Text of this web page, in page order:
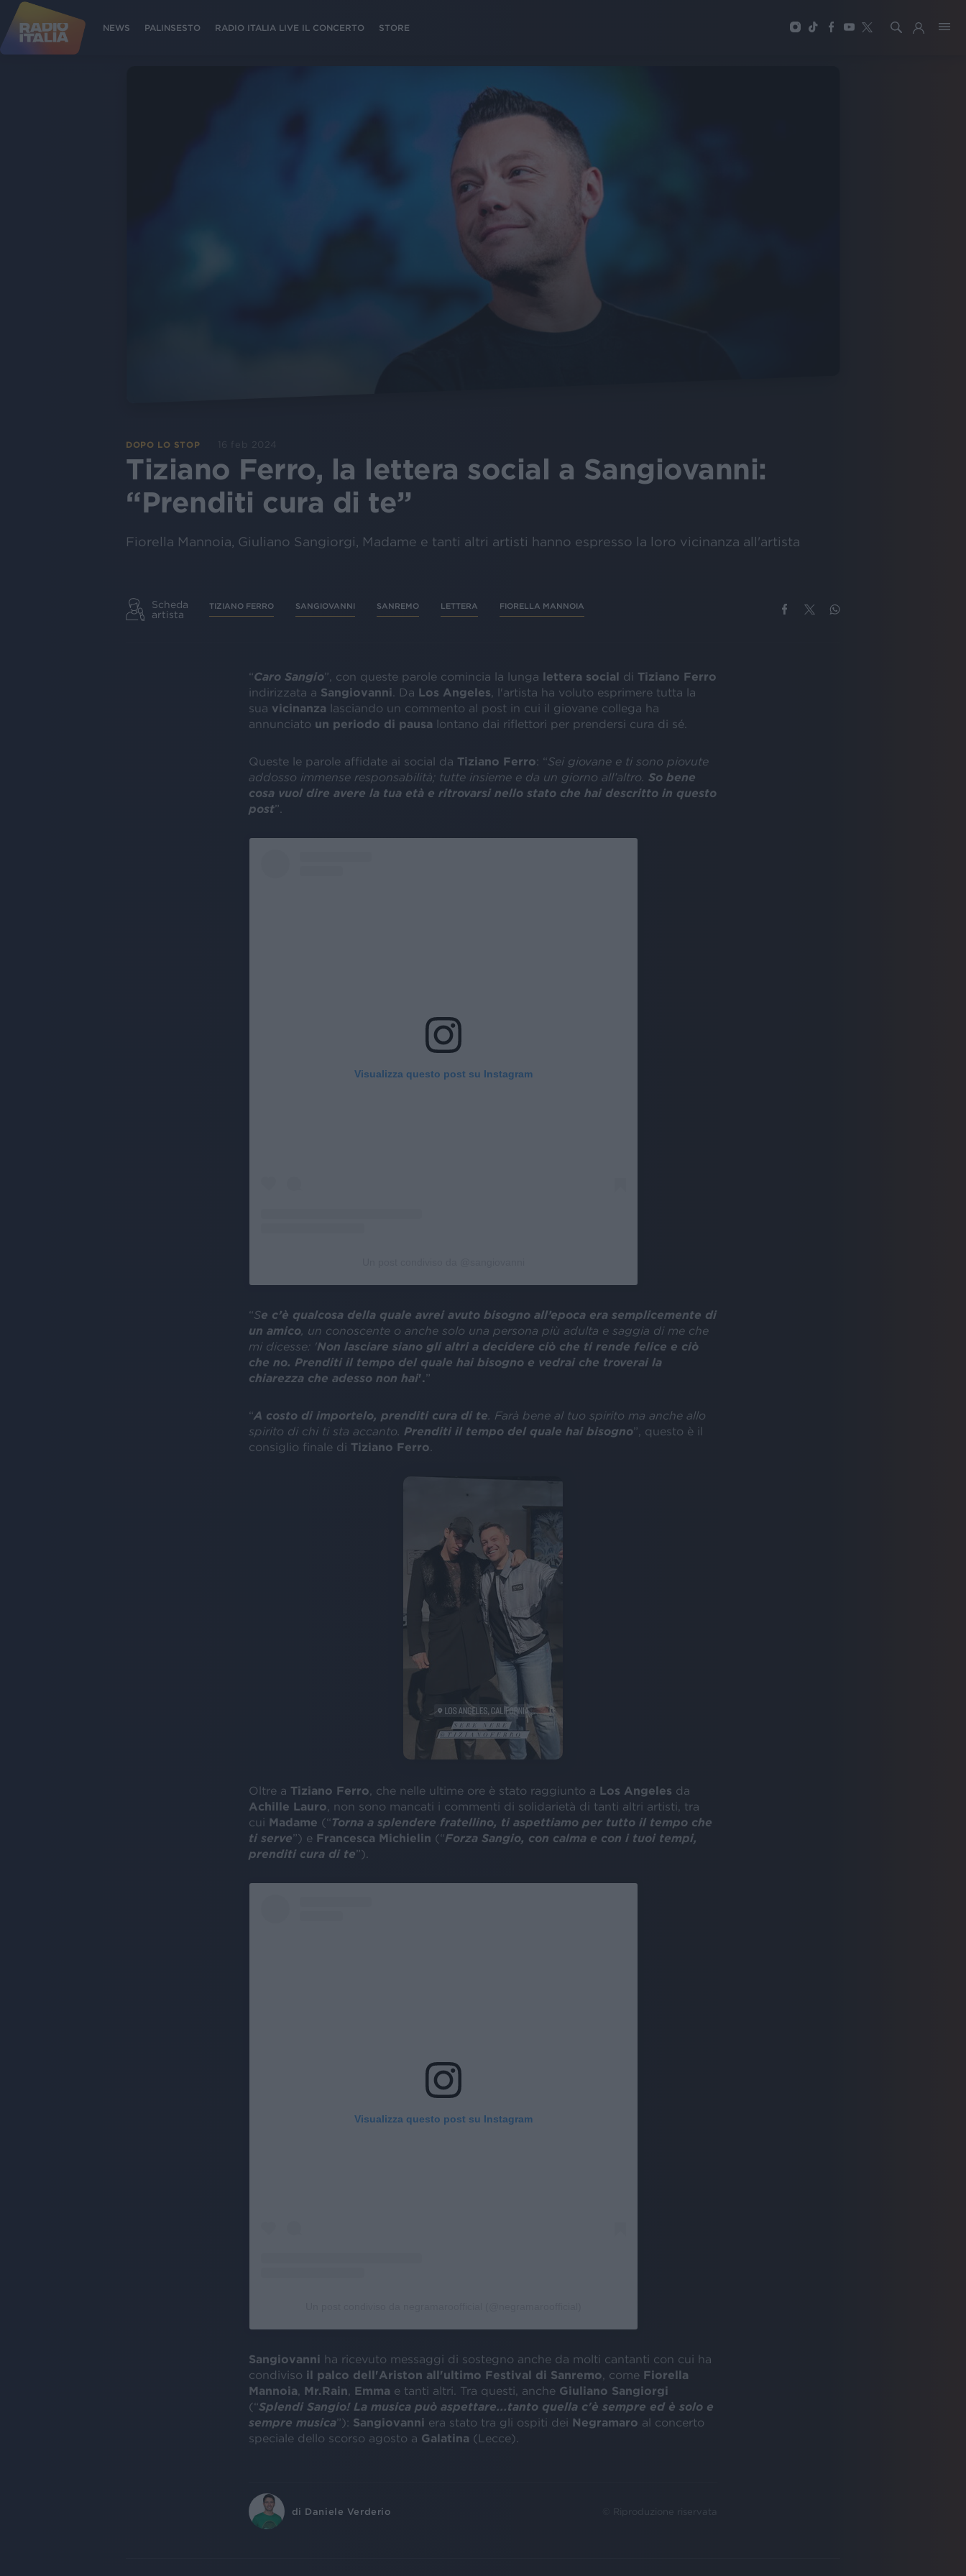
NEWS PALINSESTO RADIO ITALIA LIVE IL CONCERTO STORE
DOPO LO STOP 16 feb 2024
Tiziano Ferro, la lettera social a Sangiovanni:
“Prenditi cura di te”
Fiorella Mannoia, Giuliano Sangiorgi, Madame e tanti altri artisti hanno espresso la loro vicinanza all'artista
Scheda
artista
TIZIANO FERRO SANGIOVANNI SANREMO LETTERA FIORELLA MANNOIA
“Caro Sangio”, con queste parole comincia la lunga lettera social di Tiziano Ferro
indirizzata a Sangiovanni . Da Los Angeles , l'artista ha voluto esprimere tutta la
sua vicinanza lasciando un commento al post in cui il giovane collega ha
annunciato un periodo di pausa lontano dai riflettori per prendersi cura di sé.
Queste le parole affidate ai social da Tiziano Ferro: “Sei giovane e ti sono piovute
addosso immense responsabilità; tutte insieme e da un giorno all’altro. So bene
cosa vuol dire avere la tua età e ritrovarsi nello stato che hai descritto in questo
post”.
Visualizza questo post su Instagram
“Se c’è qualcosa della quale avrei avuto bisogno all’epoca era semplicemente di
un amico, un conoscente o anche solo una persona più adulta e saggia di me che
mi dicesse: 'Non lasciare siano gli altri a decidere ciò che ti rende felice e ciò
che no. Prenditi il tempo del quale hai bisogno e vedrai che troverai la
chiarezza che adesso non hai'. ”
“A costo di importelo, prenditi cura di te . Farà bene al tuo spirito ma anche allo
spirito di chi ti sta accanto. Prenditi il tempo del quale hai bisogno”, questo è il
consiglio finale di Tiziano Ferro
Oltre a Tiziano Ferro , che nelle ultime ore è stato raggiunto a Los Angeles da
Achille Lauro , non sono mancati i commenti di solidarietà di tanti altri artisti, tra
cui Madame (“Torna a splendere fratellino, ti aspettiamo per tutto il tempo che
ti serve”) e Francesca Michielin (“Forza Sangio, con calma e con i tuoi tempi,
prenditi cura di te”).
Visualizza questo post su Instagram
Sangiovanni ha ricevuto messaggi di sostegno anche da molti cantanti con cui ha
condiviso il palco dell'Ariston all'ultimo Festival di Sanremo , comeFiorella
Mannoia
Mr.Rain Emma e tanti altri. Tra questi, anche Giuliano Sangiorgi
(“Splendi Sangio! La musica può aspettare...tanto quella c'è sempre ed è solo e
sempre musica”): Sangiovanni era stato tra gli ospiti dei Negramaro al concerto
speciale dello scorso agosto a Galatina (Lecce).
di Daniele Verderio © Riproduzione riservata